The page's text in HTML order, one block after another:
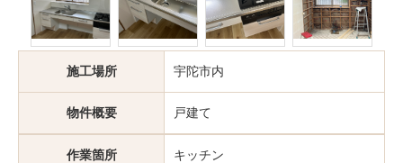
施工場所 宇陀市内
物件概要 戸建て
作業箇所 キッチン